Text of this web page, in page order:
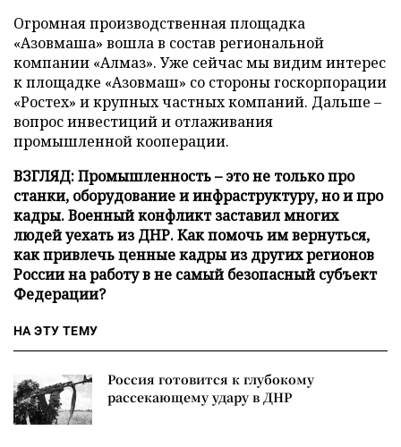
Огромная производственная площадка
«Азовмаша» вошла в состав региональной
компании «Алмаз». Уже сейчас мы видим интерес
к площадке «Азовмаш» со стороны госкорпорации
«Ростех» и крупных частных компаний. Дальше –
вопрос инвестиций и отлаживания
промышленной кооперации.
ВЗГЛЯД: Промышленность – это не только про
станки, оборудование и инфраструктуру, но и про
кадры. Военный конфликт заставил многих
людей уехать из ДНР. Как помочь им вернуться,
как привлечь ценные кадры из других регионов
России на работу в не самый безопасный субъект
Федерации?
НА ЭТУ ТЕМУ
Россия готовится к глубокому
рассекающему удару в ДНР